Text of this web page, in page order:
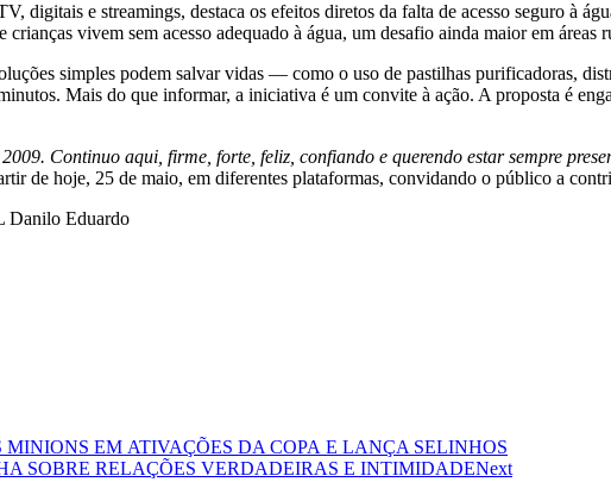
digitais e streamings, destaca os efeitos diretos da falta de acesso seguro à
vivem sem acesso adequado à água, um desafio ainda maior em
simples podem salvar vidas — como o uso de pastilhas purificadoras,
Mais do que informar, a iniciativa é um convite à ação. A proposta é
Continuo aqui, firme, forte, feliz, confiando e querendo estar sempre
de hoje, 25 de maio, em diferentes plataformas, convidando o público a
Danilo Eduardo
EM ATIVAÇÕES DA COPA E LANÇA SELINHOS
SOBRE RELAÇÕES VERDADEIRAS E INTIMIDADENext